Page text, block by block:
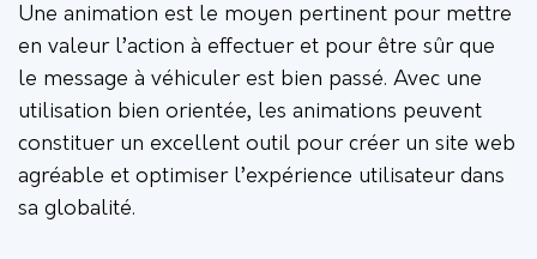
Une animation est le moyen pertinent pour mettre
en valeur l’action à effectuer et pour être sûr que
le message à véhiculer est bien passé. Avec une
utilisation bien orientée, les animations peuvent
constituer un excellent outil pour créer un site web
agréable et optimiser l’expérience utilisateur dans
sa globalité.